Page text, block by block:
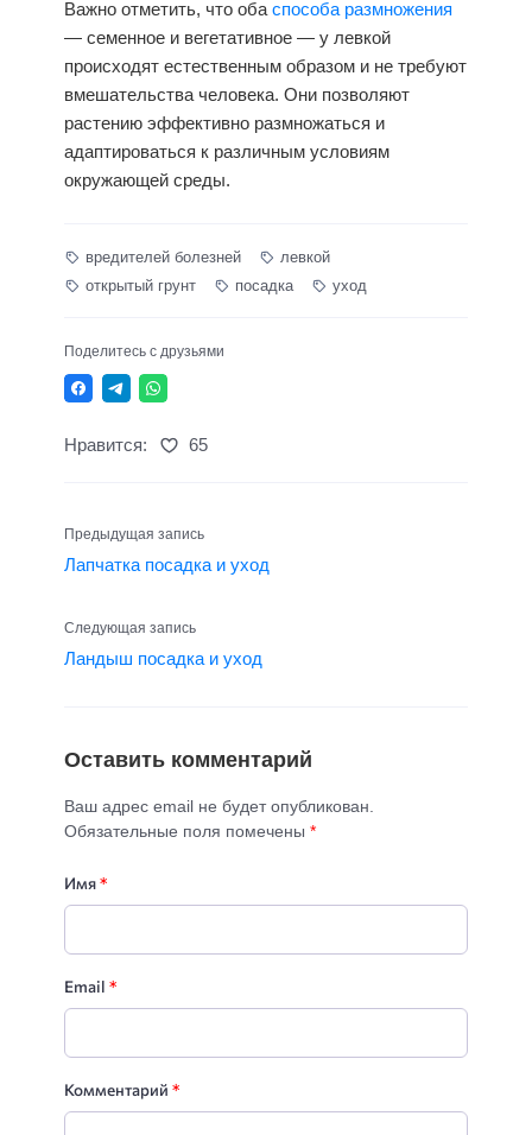
Важно отметить, что оба способа размножения
— семенное и вегетативное — у левкой
происходят естественным образом и не требуют
вмешательства человека. Они позволяют
растению эффективно размножаться и
адаптироваться к различным условиям
окружающей среды.
вредителей болезней
левкой
открытый грунт
посадка уход
Поделитесь с друзьями
Нравится: 65
Предыдущая запись
Лапчатка посадка и уход
Следующая запись
Ландыш посадка и уход
Оставить комментарий
Ваш адрес email не будет опубликован.
Обязательные поля помечены *
Имя*
Email *
Комментарий *